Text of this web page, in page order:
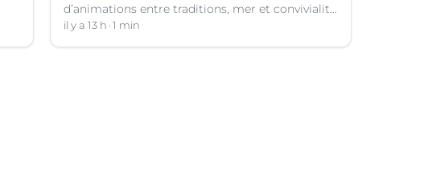
d’animations entre traditions, mer et convivialité
vous attend.
il y a 13 h 1 min